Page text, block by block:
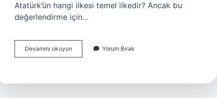
Atatürk’ün hangi ilkesi temel ilkedir? Ancak bu
değerlendirme için…
Devamını okuyun Atatürkün
6
Anayasa
Yorum Bırak